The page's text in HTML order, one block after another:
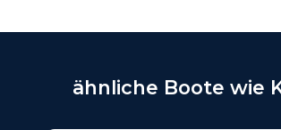
ähnliche Boote wie